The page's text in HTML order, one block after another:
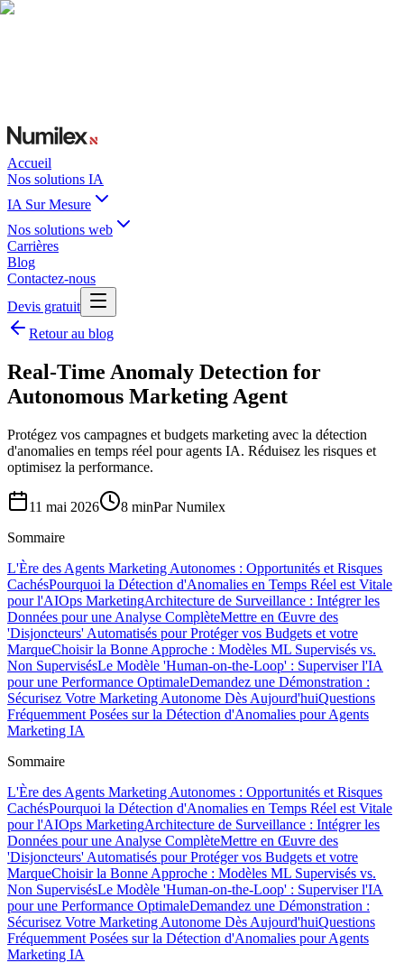
Accueil
Nos solutions IA
IA Sur Mesure
Nos solutions web
Carrières
Blog
Contactez-nous
Devis gratuit
Retour au blog
Real-Time Anomaly Detection for
Autonomous Marketing Agent
Protégez vos campagnes et budgets marketing avec la détection
d'anomalies en temps réel pour agents IA. Réduisez les risques et
optimisez la performance.
11 mai 2026 8 minParNumilex
Sommaire
L'Ère des Agents Marketing Autonomes : Opportunités et Risques
CachésPourquoi la Détection d'Anomalies en Temps Réel est Vitale
pour l'AIOps MarketingArchitecture de Surveillance : Intégrer les
Données pour une Analyse ComplèteMettre en Œuvre des
'Disjoncteurs' Automatisés pour Protéger vos Budgets et votre
MarqueChoisir la Bonne Approche : Modèles ML Supervisés vs.
Non SupervisésLe Modèle 'Human-on-the-Loop' : Superviser l'IA
pour une Performance OptimaleDemandez une Démonstration :
Sécurisez Votre Marketing Autonome Dès Aujourd'huiQuestions
Fréquemment Posées sur la Détection d'Anomalies pour Agents
Marketing IA
Sommaire
L'Ère des Agents Marketing Autonomes : Opportunités et Risques
CachésPourquoi la Détection d'Anomalies en Temps Réel est Vitale
pour l'AIOps MarketingArchitecture de Surveillance : Intégrer les
Données pour une Analyse ComplèteMettre en Œuvre des
'Disjoncteurs' Automatisés pour Protéger vos Budgets et votre
MarqueChoisir la Bonne Approche : Modèles ML Supervisés vs.
Non SupervisésLe Modèle 'Human-on-the-Loop' : Superviser l'IA
pour une Performance OptimaleDemandez une Démonstration :
Sécurisez Votre Marketing Autonome Dès Aujourd'huiQuestions
Fréquemment Posées sur la Détection d'Anomalies pour Agents
Marketing IA